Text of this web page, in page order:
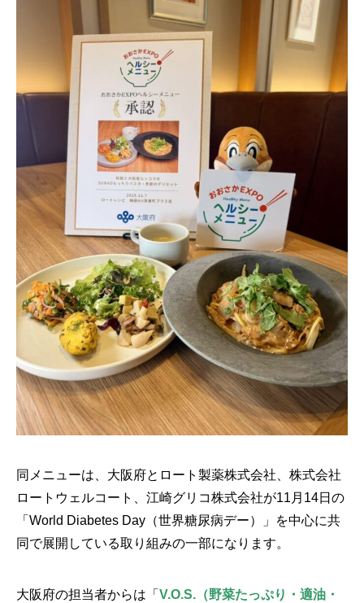
同メニューは、大阪府とロート製薬株式会社、株式会社
ロートウェルコート、江崎グリコ株式会社が11月14日の
「World Diabetes Day（世界糖尿病デー）」を中心に共
同で展開している取り組みの一部になります。
大阪府の担当者からは「 V.O.S.（野菜たっぷり・適油・